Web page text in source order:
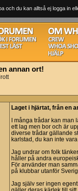
och du kan alltså ej logga in
annan ort!
Laget i hjärtat, från en
I många trådar kan
ett lag men bor och är
diverse trådar gällande
karlstad, du kan inte
Jag undrar om folk
håller på andra
För använder man
på klubbar utanför
Jag själv ser ingen